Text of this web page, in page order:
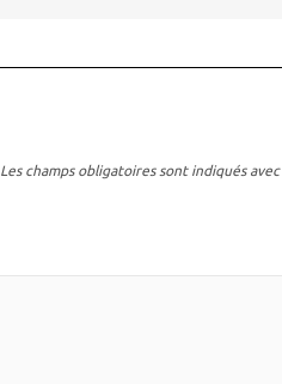
Les champs obligatoires sont indiqués avec